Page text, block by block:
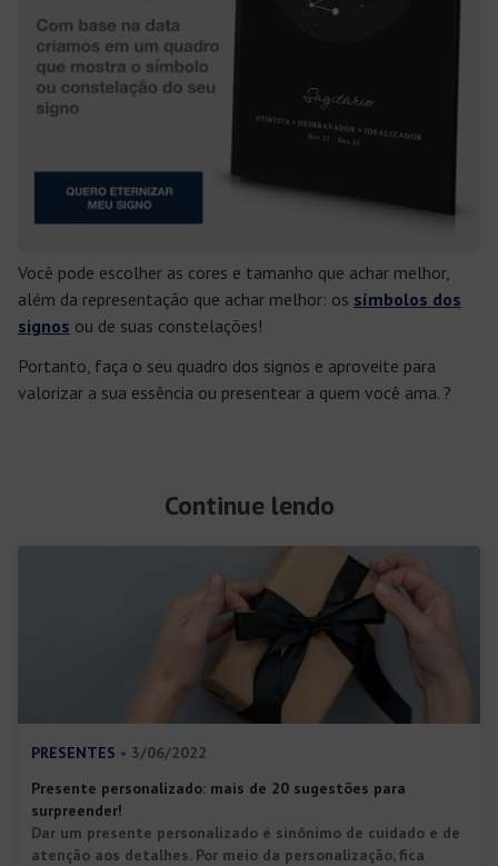
Você pode escolher as cores e tamanho que achar melhor,
além da representação que achar melhor: os símbolos dos
signos ou de suas constelações!
Portanto, faça o seu quadro dos signos e aproveite para
valorizar a sua essência ou presentear a quem você ama. ?
Continue lendo
PRESENTES • 3/06/2022
Presente personalizado: mais de 20 sugestões para
surpreender!
Dar um presente personalizado é sinônimo de cuidado e de
atenção aos detalhes. Por meio da personalização, fica